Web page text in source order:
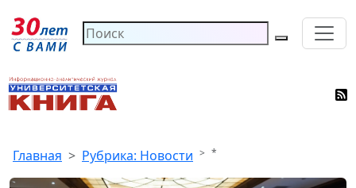
Главная Рубрика: Новости *